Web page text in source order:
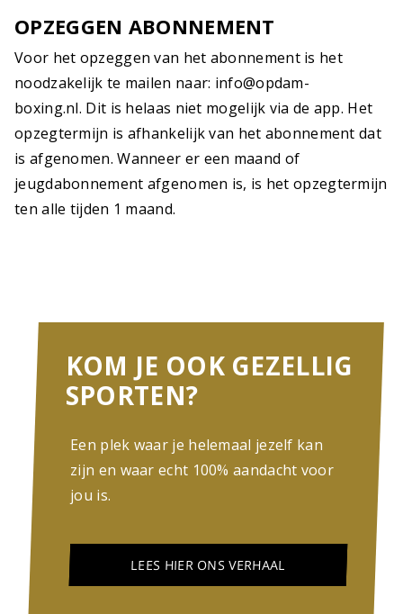
OPZEGGEN ABONNEMENT
Voor het opzeggen van het abonnement is het
noodzakelijk te mailen naar: info@opdam-
boxing.nl. Dit is helaas niet mogelijk via de app. Het
opzegtermijn is afhankelijk van het abonnement dat
is afgenomen. Wanneer er een maand of
jeugdabonnement afgenomen is, is het opzegtermijn
ten alle tijden 1 maand.
KOM JE OOK GEZELLIG
SPORTEN?
Een plek waar je helemaal jezelf kan
zijn en waar echt 100% aandacht voor
jou is.
LEES HIER ONS VERHAAL